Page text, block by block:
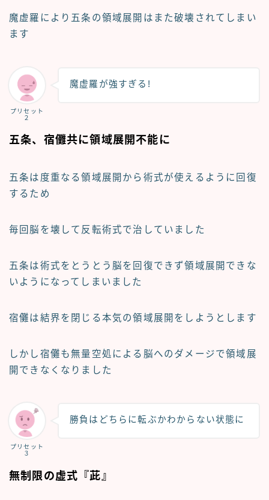
魔虚羅により五条の領域展開はまた破壊されてしまい
ます
プリセット
２
魔虚羅が強すぎる!
五条、宿儺共に領域展開不能に
五条は度重なる領域展開から術式が使えるように回復
するため
毎回脳を壊して反転術式で治していました
五条は術式をとうとう脳を回復できず領域展開できな
いようになってしまいました
宿儺は結界を閉じる本気の領域展開をしようとします
しかし宿儺も無量空処による脳へのダメージで領域展
開できなくなりました
プリセット
３
勝負はどちらに転ぶかわからない状態に
無制限の虚式『茈』